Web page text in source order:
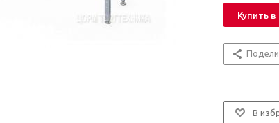
Купить в
В